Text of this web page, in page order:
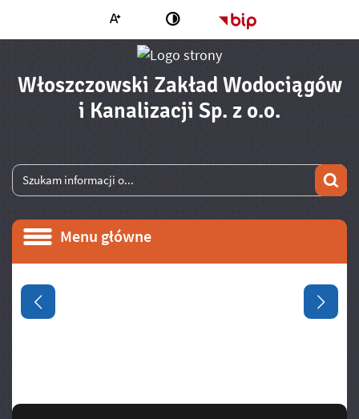
Większa czcionkaZmień kontrast Strona główna
Włoszczowski Zakład Wodociągów
i Kanalizacji Sp. z o.o. -
Wyszukiwarka
Wyszukiwana fraza
Menu główne
Menu główne
Informacje
Poprzedni slajd